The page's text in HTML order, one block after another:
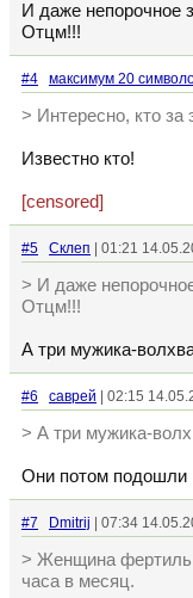
И даже непорочное
Отцм!!!
#4 максимум 20
> Интересно, кто за
Известно кто!
[censored]
#5 Склеп | 01:21
> И даже
Отцм!!!
А три мужика-
#6 саврей | 02:15
> А три мужика-
Они потом подошли
#7 Dmitrij | 07:34
> Женщина
часа в месяц.